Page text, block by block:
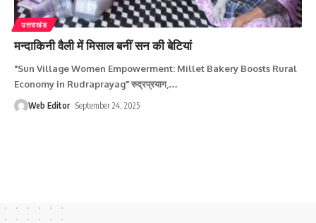
उत्तराखंड
मन्दाकिनी वैली में मिसाल बनीं सन की बेटियां
"Sun Village Women Empowerment: Millet Bakery Boosts Rural
Economy in Rudraprayag" रुद्रप्रयाग,…
Web Editor September 24, 2025